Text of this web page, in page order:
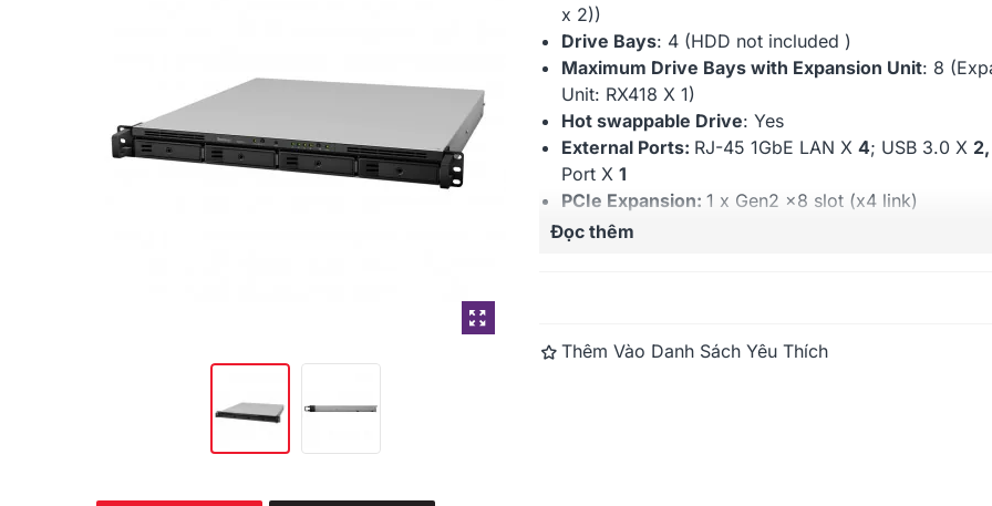
x 2))
Drive Bays: 4 (HDD not included )
Maximum Drive Bays with Expansion Unit: 8
Unit: RX418 X 1)
Hot swappable Drive: Yes
External Ports: RJ-45 1GbE LAN X 4; USB 3.0 X
Port X 1
PCIe Expansion: 1 x Gen2 x8 slot (x4 link)
Add-in-card support:
Đọc thêm
Thêm Vào Danh Sách Yêu Thích
RS815RP+